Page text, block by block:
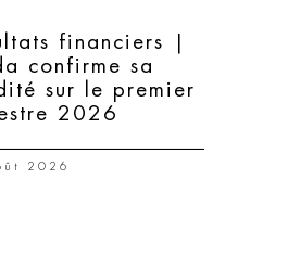
financiers |
confirme sa
sur le premier
2026
2026